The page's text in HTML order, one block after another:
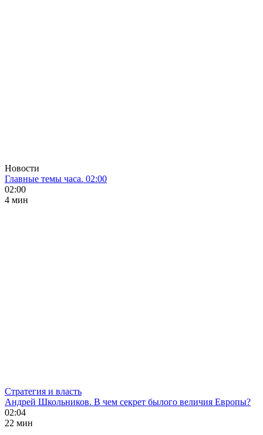
Новости
Главные темы часа. 02:00
02:00
4 мин
Стратегия и власть
Андрей Школьников. В чем секрет былого величия Европы?
02:04
22 мин